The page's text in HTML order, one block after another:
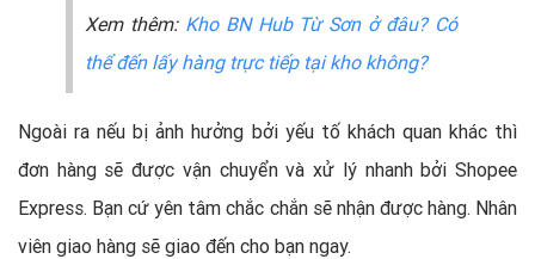
Xem thêm: Kho BN Hub Từ Sơn ở đâu? Có
thể đến lấy hàng trực tiếp tại kho không?
Ngoài ra nếu bị ảnh hưởng bởi yếu tố khách quan khác thì
đơn hàng sẽ được vận chuyển và xử lý nhanh bởi Shopee
Express. Bạn cứ yên tâm chắc chắn sẽ nhận được hàng. Nhân
viên giao hàng sẽ giao đến cho bạn ngay.